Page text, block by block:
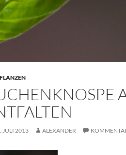
JULI 2013 ALEXANDER